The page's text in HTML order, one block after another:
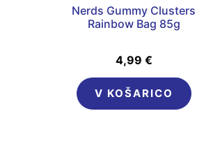
Nerds Gummy Clusters
Rainbow Bag 85g
4,99 €
V KOŠARICO